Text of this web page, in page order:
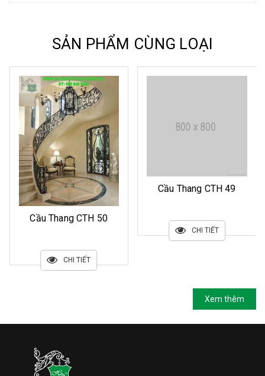
SẢN PHẨM CÙNG LOẠI
Cầu Thang CTH 50
CHI TIẾT
Cầu Thang CTH 49
CHI TIẾT
Xem thêm